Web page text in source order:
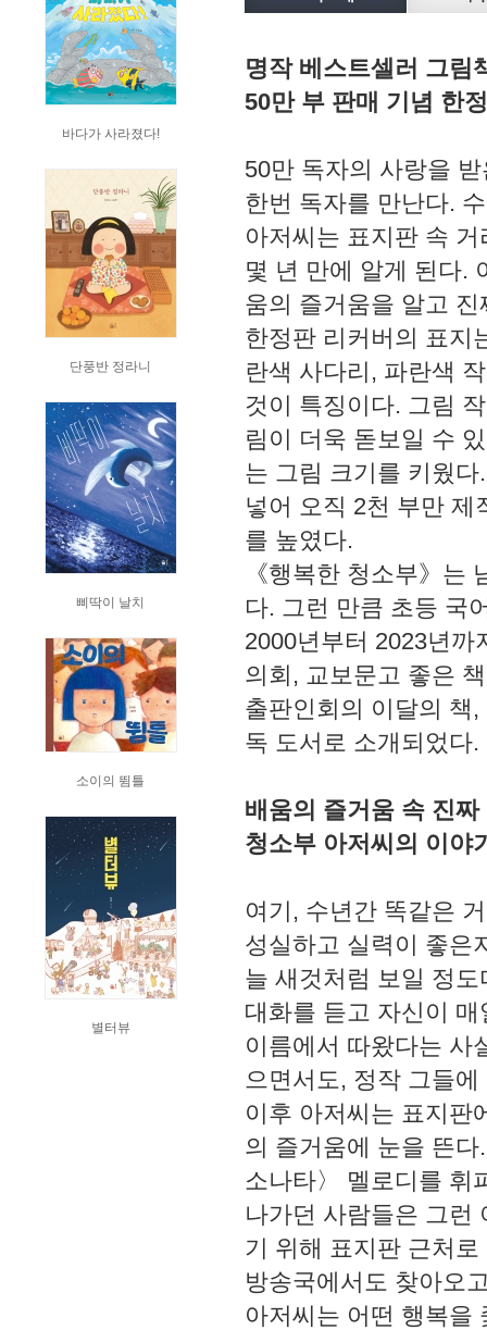
바다가 사라졌다!
단풍반 정라니
삐딱이 날치
소이의 뜀틀
별터뷰
명작 베스트셀러 그림
50만 부 판매 기념 한
50만 독자의 사랑을
한번 독자를 만난다.
아저씨는 표지판 속
몇 년 만에 알게 된다.
움의 즐거움을 알고
한정판 리커버의 표지
란색 사다리, 파란색
것이 특징이다. 그림
림이 더욱 돋보일 수
는 그림 크기를 키웠
넣어 오직 2천 부만
를 높였다.
《행복한 청소부》는
다. 그런 만큼 초등 국
2000년부터 2023년
의회, 교보문고 좋은
출판인회의 이달의 책
독 도서로 소개되었다.
배움의 즐거움 속 진
청소부 아저씨의 이야
여기, 수년간 똑같은
성실하고 실력이 좋은
늘 새것처럼 보일 정
대화를 듣고 자신이
이름에서 따왔다는 사
으면서도, 정작 그들
이후 아저씨는 표지판
의 즐거움에 눈을 뜬
소나타〉 멜로디를 휘
나가던 사람들은 그런
기 위해 표지판 근처로
방송국에서도 찾아오
아저씨는 어떤 행복을